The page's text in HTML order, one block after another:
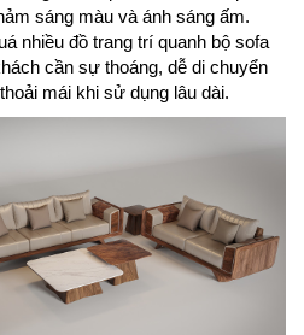
sáng màu và ánh sáng ấm.
nhiều đồ trang trí quanh bộ sofa
cần sự thoáng, dễ di chuyển
mái khi sử dụng lâu dài.